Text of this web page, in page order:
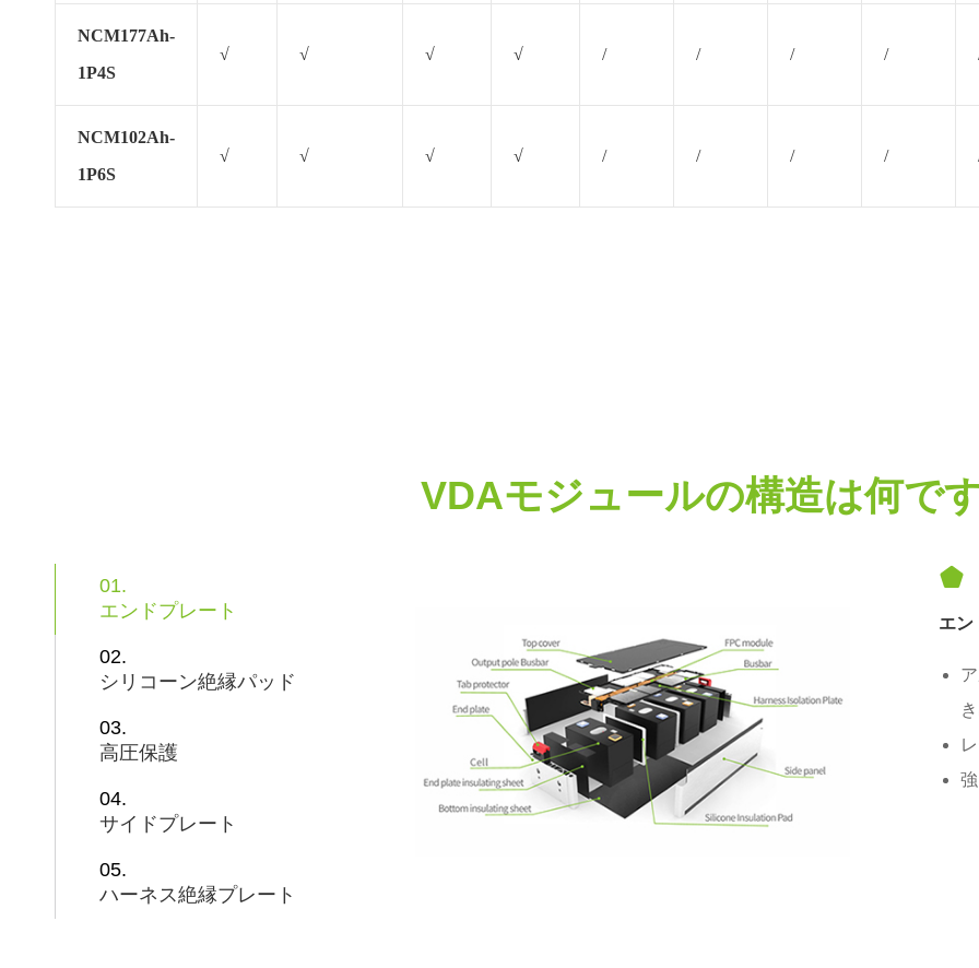
NCM177Ah-
1P4S
√ √ √ √ / / / /
NCM102Ah-
1P6S
√ √ √ √ / / / /
VDAモジュールの構造は何で
01.
エンドプレート
02.
シリコーン絶縁パッド
03.
高圧保護
04.
サイドプレート
05.
ハーネス絶縁プレート

エン